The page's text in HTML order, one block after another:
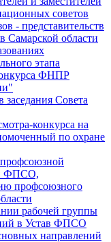
советов
- представительств
Самарской области
этапа
ФНПР
Совета
конкурса на
по охране
ФПСО,
профсоюзного
рабочей группы
в Устав ФПСО
направлений